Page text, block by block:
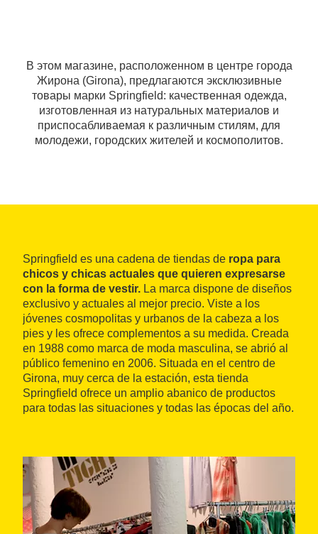
В этом магазине, расположенном в центре города
Жирона (Girona), предлагаются эксклюзивные
товары марки Springfield: качественная одежда,
изготовленная из натуральных материалов и
приспосабливаемая к различным стилям, для
молодежи, городских жителей и космополитов.
Springfield es una cadena de tiendas de ropa para
chicos y chicas actuales que quieren expresarse
con la forma de vestir. La marca dispone de diseños
exclusivo y actuales al mejor precio. Viste a los
jóvenes cosmopolitas y urbanos de la cabeza a los
pies y les ofrece complementos a su medida. Creada
en 1988 como marca de moda masculina, se abrió al
público femenino en 2006. Situada en el centro de
Girona, muy cerca de la estación, esta tienda
Springfield ofrece un amplio abanico de productos
para todas las situaciones y todas las épocas del año.